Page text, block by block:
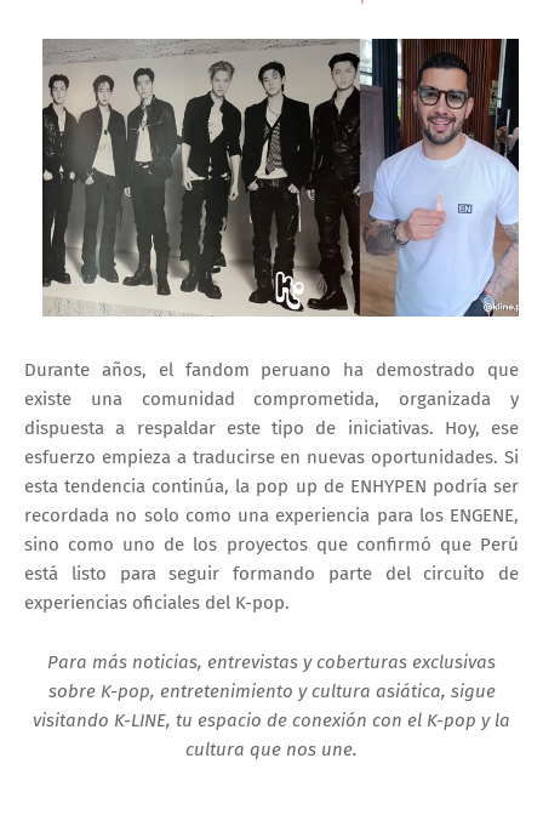
Durante años, el fandom peruano ha demostrado que
existe una comunidad comprometida, organizada y
dispuesta a respaldar este tipo de iniciativas. Hoy, ese
esfuerzo empieza a traducirse en nuevas oportunidades. Si
esta tendencia continúa, la pop up de ENHYPEN podría ser
recordada no solo como una experiencia para los ENGENE,
sino como uno de los proyectos que confirmó que Perú
está listo para seguir formando parte del circuito de
experiencias oficiales del K-pop.
Para más noticias, entrevistas y coberturas exclusivas
sobre K-pop, entretenimiento y cultura asiática, sigue
visitando K-LINE, tu espacio de conexión con el K-pop y la
cultura que nos une.